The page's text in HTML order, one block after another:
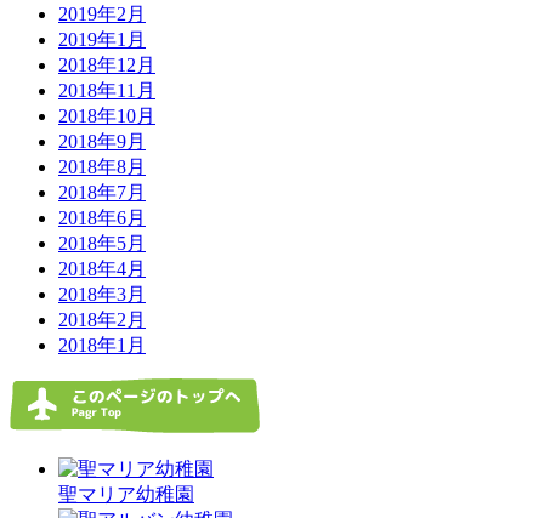
2019年2月
2019年1月
2018年12月
2018年11月
2018年10月
2018年9月
2018年8月
2018年7月
2018年6月
2018年5月
2018年4月
2018年3月
2018年2月
2018年1月
聖マリア幼稚園